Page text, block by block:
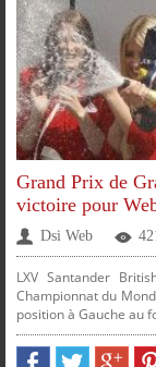
PLUS
FACEBOOKTWITTERGOOGLE
SUR SUR SUR
Grand Prix de
victoire pour
Dsi Web
LXV Santander
Championnat du
position à Gauche au